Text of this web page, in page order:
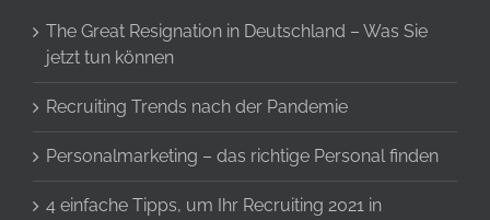
The Great Resignation in Deutschland – Was Sie
jetzt tun können
Recruiting Trends nach der Pandemie
Personalmarketing – das richtige Personal finden
4 einfache Tipps, um Ihr Recruiting 2021 in